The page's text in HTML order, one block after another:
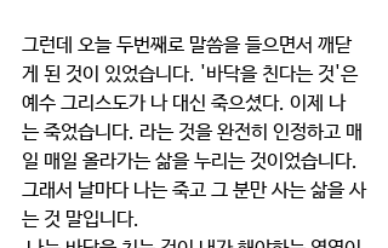
그런데 오늘 두번째로 말씀을 들으면서 깨닫
게 된 것이 있었습니다. '바닥을 친다는 것'은
예수 그리스도가 나 대신 죽으셨다. 이제 나
는 죽었습니다. 라는 것을 완전히 인정하고 매
일 매일 올라가는 삶을 누리는 것이었습니다.
그래서 날마다 나는 죽고 그 분만 사는 삶을 사
는 것 말입니다.